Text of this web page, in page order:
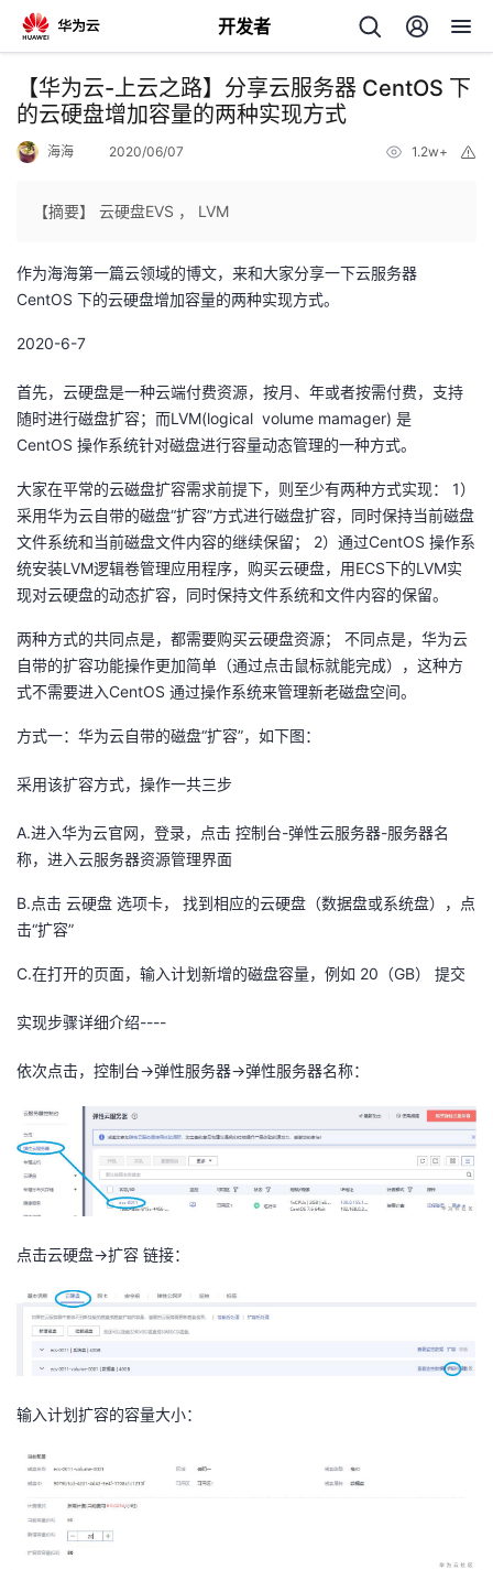
开发者
返
回
个
页
开
发
者
我
的
博
客
我
的
论
坛
我
的
圈
子
我
的
直
播
我
的
活
我
的
我
开
发
者
学
的
我
验
收
的
Programs
我
的
支
持
技
持
的
建
议
【华为云-上云之路】分享云服务器 CentOS 下
的云硬盘增加容量的两种实现方式
海海 2020/06/07 1.2w+
【摘要】 云硬盘EVS ， LVM
作为海海第一篇云领域的博文，来和大家分享一下云服务器
CentOS 下的云硬盘增加容量的两种实现方式。
2020-6-7
首先，云硬盘是一种云端付费资源，按月、年或者按需付费，支持
随时进行磁盘扩容；而LVM(logical volume mamager) 是
CentOS 操作系统针对磁盘进行容量动态管理的一种方式。
大家在平常的云磁盘扩容需求前提下，则至少有两种方式实现： 1）
采用华为云自带的磁盘“扩容”方式进行磁盘扩容，同时保持当前磁盘
文件系统和当前磁盘文件内容的继续保留； 2）通过CentOS 操作系
统安装LVM逻辑卷管理应用程序，购买云硬盘，用ECS下的LVM实
现对云硬盘的动态扩容，同时保持文件系统和文件内容的保留。
两种方式的共同点是，都需要购买云硬盘资源； 不同点是，华为云
自带的扩容功能操作更加简单（通过点击鼠标就能完成），这种方
式不需要进入CentOS 通过操作系统来管理新老磁盘空间。
方式一：华为云自带的磁盘“扩容”，如下图：
采用该扩容方式，操作一共三步
A.进入华为云官网，登录，点击 控制台-弹性云服务器-服务器名
称，进入云服务器资源管理界面
B.点击 云硬盘 选项卡， 找到相应的云硬盘（数据盘或系统盘），点
击“扩容”
C.在打开的页面，输入计划新增的磁盘容量，例如 20（GB） 提交
实现步骤详细介绍----
依次点击，控制台->弹性服务器->弹性服务器名称：
点击云硬盘->扩容 链接：
输入计划扩容的容量大小：